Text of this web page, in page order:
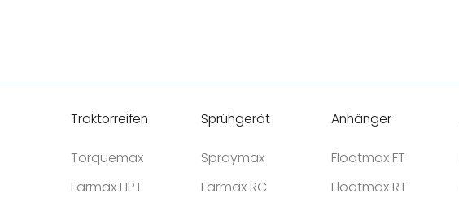
Traktorreifen
Torquemax
Farmax HPT
Sprühgerät
Spraymax
Farmax RC
Anhänger
Floatmax FT
Floatmax RT